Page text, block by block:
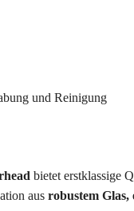
und Reinigung
bietet erstklassige
aus robustem Glas,